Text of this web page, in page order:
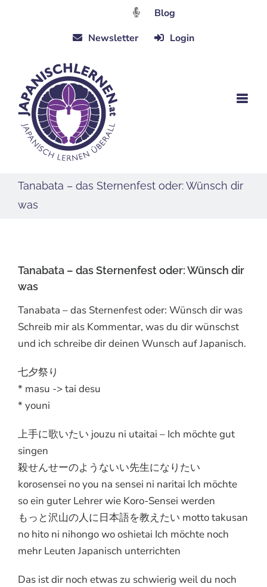
Blog
Newsletter
Login
Tanabata – das Sternenfest oder: Wünsch dir
was
Tanabata – das Sternenfest oder: Wünsch dir
was
Tanabata – das Sternenfest oder: Wünsch dir was
Schreib mir als Kommentar, was du dir wünschst
und ich schreibe dir deinen Wunsch auf Japanisch.
七夕祭り
* masu -> tai desu
* youni
上手に歌いたい jouzu ni utaitai – Ich möchte gut
singen
殺せんせーのようないい先生になりたい
korosensei no you na sensei ni naritai Ich möchte
so ein guter Lehrer wie Koro-Sensei werden
もっと沢山の人に日本語を教えたい motto takusan
no hito ni nihongo wo oshietai Ich möchte noch
mehr Leuten Japanisch unterrichten
Das ist dir noch etwas zu schwierig weil du noch